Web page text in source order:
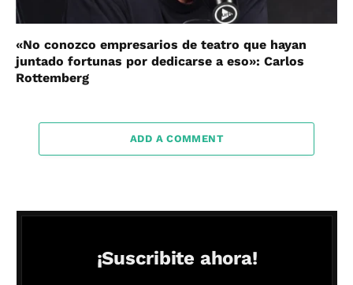
«No conozco empresarios de teatro que hayan
juntado fortunas por dedicarse a eso»: Carlos
Rottemberg
ADD A COMMENT
¡Suscribite ahora!